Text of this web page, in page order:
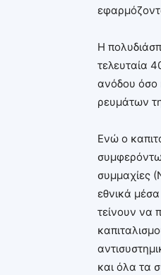
Η
τελευταία
ανόδου όσο
ρευμάτων
Ενώ ο
συμμαχίες
εθνικά μέσα
τείνουν να
και όλα τα